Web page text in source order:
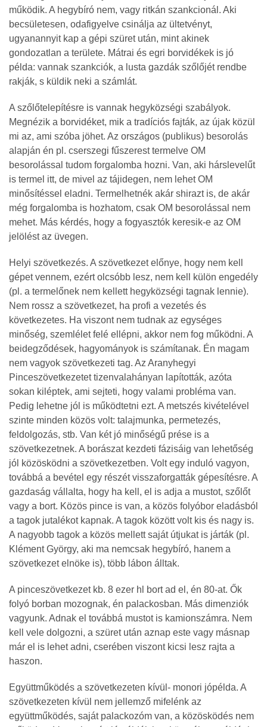
működik. A hegybíró nem, vagy ritkán szankcionál. Aki
becsületesen, odafigyelve csinálja az ültetvényt,
ugyanannyit kap a gépi szüret után, mint akinek
gondozatlan a területe. Mátrai és egri borvidékek is jó
példa: vannak szankciók, a lusta gazdák szőlőjét rendbe
rakják, s küldik neki a számlát.
A szőlőtelepítésre is vannak hegyközségi szabályok.
Megnézik a borvidéket, mik a tradíciós fajták, az újak közül
mi az, ami szóba jöhet. Az országos (publikus) besorolás
alapján én pl. cserszegi fűszerest termelve OM
besorolással tudom forgalomba hozni. Van, aki hárslevelűt
is termel itt, de mivel az tájidegen, nem lehet OM
minősítéssel eladni. Termelhetnék akár shirazt is, de akár
még forgalomba is hozhatom, csak OM besorolással nem
mehet. Más kérdés, hogy a fogyasztók keresik-e az OM
jelölést az üvegen.
Helyi szövetkezés. A szövetkezet előnye, hogy nem kell
gépet vennem, ezért olcsóbb lesz, nem kell külön engedély
(pl. a termelőnek nem kellett hegyközségi tagnak lennie).
Nem rossz a szövetkezet, ha profi a vezetés és
következetes. Ha viszont nem tudnak az egységes
minőség, szemlélet felé ellépni, akkor nem fog működni. A
beidegződések, hagyományok is számítanak. Én magam
nem vagyok szövetkezeti tag. Az Aranyhegyi
Pinceszövetkezetet tizenvalahányan lapították, azóta
sokan kiléptek, ami sejteti, hogy valami probléma van.
Pedig lehetne jól is működtetni ezt. A metszés kivételével
szinte minden közös volt: talajmunka, permetezés,
feldolgozás, stb. Van két jó minőségű prése is a
szövetkezetnek. A borászat kezdeti fázisáig van lehetőség
jól közösködni a szövetkezetben. Volt egy induló vagyon,
továbbá a bevétel egy részét visszaforgatták gépesítésre. A
gazdaság vállalta, hogy ha kell, el is adja a mustot, szőlőt
vagy a bort. Közös pince is van, a közös folyóbor eladásból
a tagok jutalékot kapnak. A tagok között volt kis és nagy is.
A nagyobb tagok a közös mellett saját útjukat is járták (pl.
Klément György, aki ma nemcsak hegybíró, hanem a
szövetkezet elnöke is), több lábon álltak.
A pinceszövetkezet kb. 8 ezer hl bort ad el, én 80-at. Ők
folyó borban mozognak, én palackosban. Más dimenziók
vagyunk. Adnak el továbbá mustot is kamionszámra. Nem
kell vele dolgozni, a szüret után aznap este vagy másnap
már el is lehet adni, cserében viszont kicsi lesz rajta a
haszon.
Együttműködés a szövetkezeten kívül- monori jópélda. A
szövetkezeten kívül nem jellemző mifelénk az
együttműködés, saját palackozóm van, a közösködés nem